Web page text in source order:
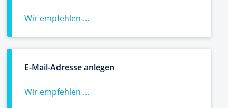
Wir empfehlen ...
E-Mail-Adresse anlegen
Wir empfehlen ...